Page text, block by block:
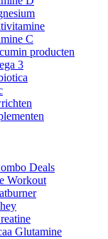
C
producten
3
Deals
Workout
Glutamine